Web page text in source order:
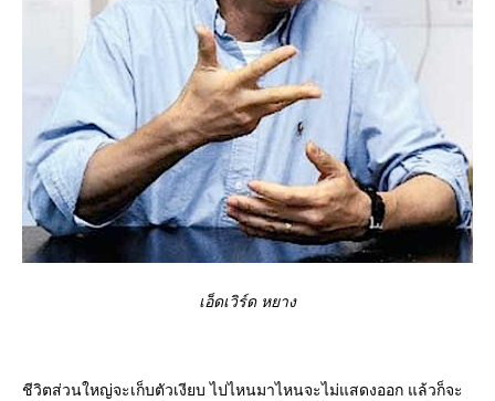
เอ็ดเวิร์ด หยาง
ชีวิตส่วนใหญ่จะเก็บตัวเงียบ ไปไหนมาไหนจะไม่แสดงออก แล้วก็จะ